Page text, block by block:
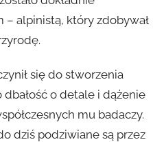
– alpinistą, który zdobywał
się do stworzenia
o detale i dążenie
mu badaczy.
dziś podziwiane są przez